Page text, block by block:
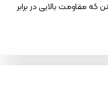
مقاومت بالایی در برابر